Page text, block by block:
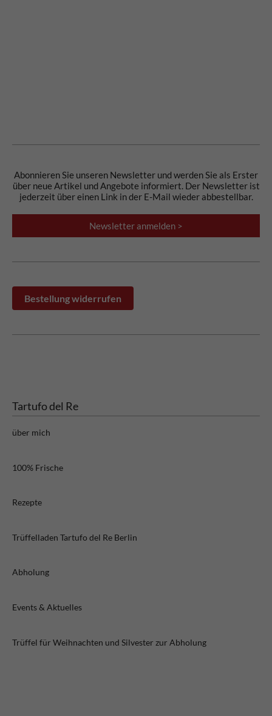
Abonnieren Sie unseren Newsletter und werden Sie als Erster
über neue Artikel und Angebote informiert. Der Newsletter ist
jederzeit über einen Link in der E-Mail wieder abbestellbar.
Newsletter anmelden >
Bestellung widerrufen
Tartufo del Re
über mich
100% Frische
Rezepte
Trüffelladen Tartufo del Re Berlin
Abholung
Events & Aktuelles
Trüffel für Weihnachten und Silvester zur Abholung